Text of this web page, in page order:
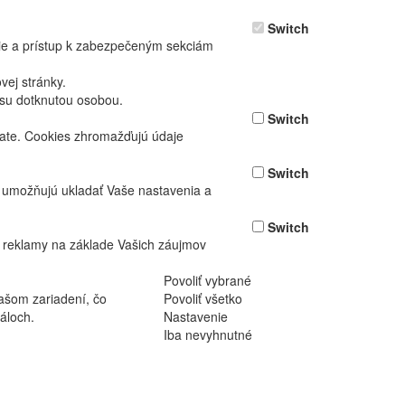
a prístup k zabezpečeným sekciám
stránky.
dotknutou osobou.
Switch
Cookies zhromažďujú údaje
Switch
ukladať Vaše nastavenia a
Switch
na základe Vašich záujmov
Switch
Povoliť vybrané
zariadení, čo
Povoliť všetko
Nastavenie
Iba nevyhnutné